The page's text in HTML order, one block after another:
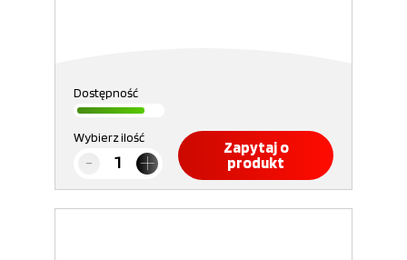
Dostępność
Wybierz ilość
Zapytaj o
produkt